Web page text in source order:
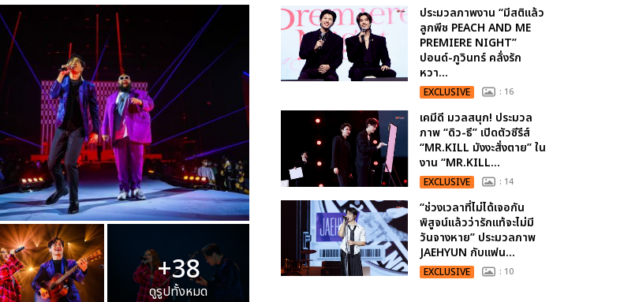
+38
ดูรูปทั้งหมด
ประมวลภาพงาน “มีสติแล้ว
ลูกพีช PEACH AND ME
PREMIERE NIGHT”
ปอนด์-ภูวินทร์ คลั่งรัก
หวา...
EXCLUSIVE : 16
เคมีดี มวลสนุก! ประมวล
ภาพ “ดิว-ธี” เปิดตัวซีรีส์
“MR.KILL มังงะสั่งตาย” ใน
งาน “MR.KILL...
EXCLUSIVE : 14
“ช่วงเวลาที่ไม่ได้เจอกัน
พิสูจน์แล้วว่ารักแท้จะไม่มี
วันจางหาย” ประมวลภาพ
JAEHYUN กับแฟน...
EXCLUSIVE : 10